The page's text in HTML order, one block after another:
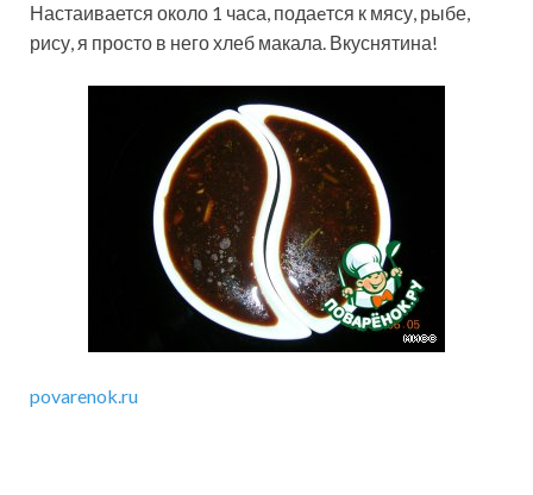
Настаивается около 1 часа, подаeтся к мясу, рыбе,
рису, я просто в него хлеб макала. Вкуснятина!
povarenok.ru